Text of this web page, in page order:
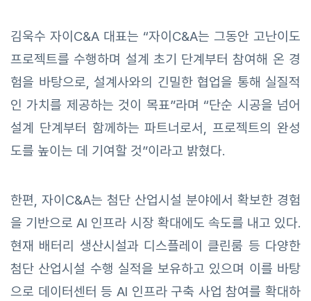
김욱수 자이C&A 대표는 “자이C&A는 그동안 고난이도
프로젝트를 수행하며 설계 초기 단계부터 참여해 온 경
험을 바탕으로, 설계사와의 긴밀한 협업을 통해 실질적
인 가치를 제공하는 것이 목표”라며 “단순 시공을 넘어
설계 단계부터 함께하는 파트너로서, 프로젝트의 완성
도를 높이는 데 기여할 것”이라고 밝혔다.
한편, 자이C&A는 첨단 산업시설 분야에서 확보한 경험
을 기반으로 AI 인프라 시장 확대에도 속도를 내고 있다.
현재 배터리 생산시설과 디스플레이 클린룸 등 다양한
첨단 산업시설 수행 실적을 보유하고 있으며 이를 바탕
으로 데이터센터 등 AI 인프라 구축 사업 참여를 확대하